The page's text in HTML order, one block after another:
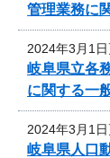
管理業務に
2024年3月1
岐阜県立各
に関する一
2024年3月1
岐阜県人口